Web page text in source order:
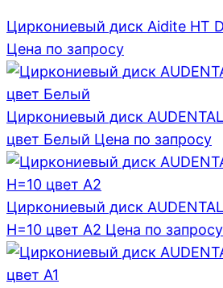
Циркониевый диск Aidite HT
Цена по запросу
Циркониевый диск
цвет Белый Цена по запросу
Циркониевый диск
H=10 цвет A2 Цена по запросу